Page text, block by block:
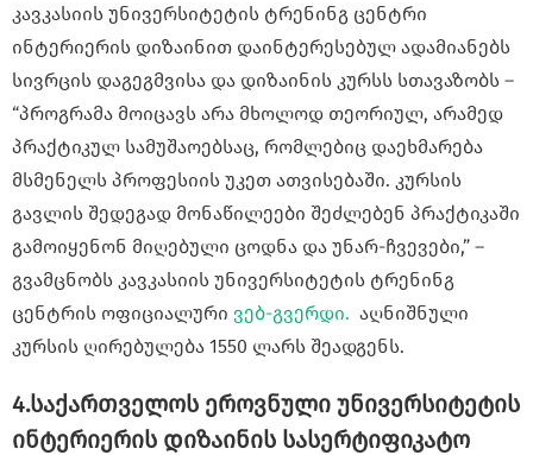
კავკასიის უნივერსიტეტის ტრენინგ ცენტრი
ინტერიერის დიზაინით დაინტერესებულ ადამიანებს
სივრცის დაგეგმვისა და დიზაინის კურსს სთავაზობს –
“პროგრამა მოიცავს არა მხოლოდ თეორიულ, არამედ
პრაქტიკულ სამუშაოებსაც, რომლებიც დაეხმარება
მსმენელს პროფესიის უკეთ ათვისებაში. კურსის
გავლის შედეგად მონაწილეები შეძლებენ პრაქტიკაში
გამოიყენონ მიღებული ცოდნა და უნარ-ჩვევები,” –
გვამცნობს კავკასიის უნივერსიტეტის ტრენინგ
ცენტრის ოფიციალური ვებ-გვერდი. აღნიშნული
კურსის ღირებულება 1550 ლარს შეადგენს.
4.საქართველოს ეროვნული უნივერსიტეტის
ინტერიერის დიზაინის სასერტიფიკატო